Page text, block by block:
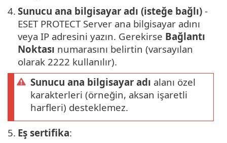
4. Sunucu ana bilgisayar adı (isteğe bağlı) -
ESET PROTECT Server ana bilgisayar adını
veya IP adresini yazın. Gerekirse Bağlantı
Noktası numarasını belirtin (varsayılan
olarak 2222 kullanılır).
Sunucu ana bilgisayar adı alanı özel
karakterleri (örneğin, aksan işaretli
harfleri) desteklemez.
5. Eş sertifika: